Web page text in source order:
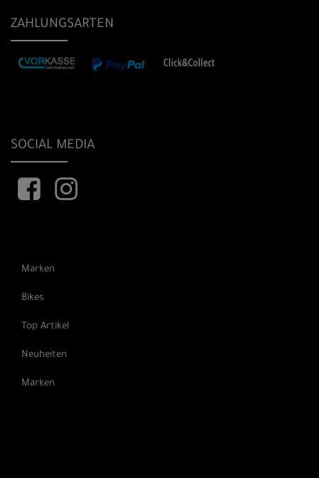
ZAHLUNGSARTEN
SOCIAL MEDIA
Marken
Bikes
Top Artikel
Neuheiten
Marken